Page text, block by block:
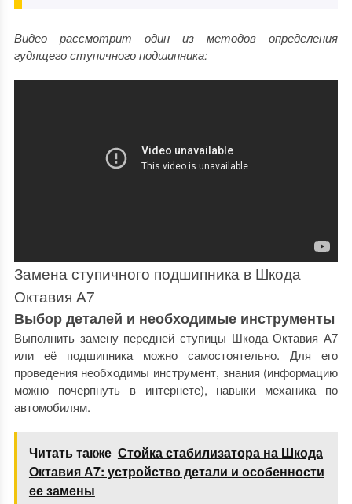
Видео рассмотрит один из методов определения
гудящего ступичного подшипника:
Замена ступичного подшипника в Шкода
Октавия А7
Выбор деталей и необходимые инструменты
Выполнить замену передней ступицы Шкода Октавия А7
или её подшипника можно самостоятельно. Для его
проведения необходимы инструмент, знания (информацию
можно почерпнуть в интернете), навыки механика по
автомобилям.
Читать также Стойка стабилизатора на Шкода
Октавия А7: устройство детали и особенности
ее замены